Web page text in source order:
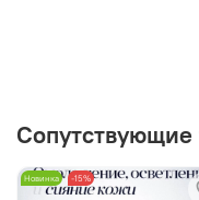
Сопутствующие
Новинка -15%